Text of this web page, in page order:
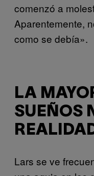
comenzó a
Aparentemente,
como se debía».
LA
SUEÑOS
Lars se ve